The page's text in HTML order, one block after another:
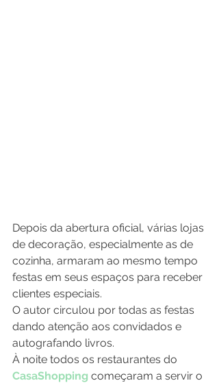
Depois da abertura oficial, várias lojas
de decoração, especialmente as de
cozinha, armaram ao mesmo tempo
festas em seus espaços para receber
clientes especiais.
O autor circulou por todas as festas
dando atenção aos convidados e
autografando livros.
À noite todos os restaurantes do
CasaShopping começaram a servir o